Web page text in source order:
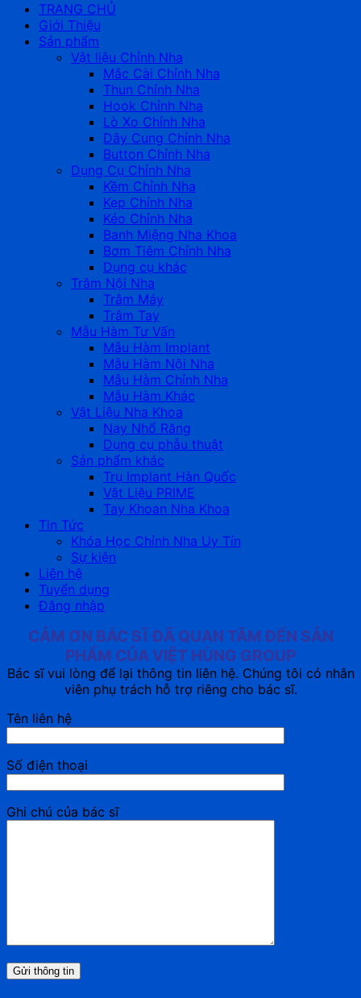
TRANG CHỦ
Giới Thiệu
Sản phẩm
Vật liệu Chỉnh Nha
Mắc Cài Chỉnh Nha
Thun Chỉnh Nha
Hook Chỉnh Nha
Lò Xo Chỉnh Nha
Dây Cung Chỉnh Nha
Button Chỉnh Nha
Dụng Cụ Chỉnh Nha
Kềm Chỉnh Nha
Kẹp Chỉnh Nha
Kéo Chỉnh Nha
Banh Miệng Nha Khoa
Bơm Tiêm Chỉnh Nha
Dụng cụ khác
Trâm Nội Nha
Trâm Máy
Trâm Tay
Mẫu Hàm Tư Vấn
Mẫu Hàm Implant
Mẫu Hàm Nội Nha
Mẫu Hàm Chỉnh Nha
Mẫu Hàm Khác
Vật Liệu Nha Khoa
Nạy Nhổ Răng
Dụng cụ phẫu thuật
Sản phẩm khác
Trụ Implant Hàn Quốc
Vật Liệu PRIME
Tay Khoan Nha Khoa
Tin Tức
Khóa Học Chỉnh Nha Uy Tín
Sự kiện
Liên hệ
Tuyển dụng
Đăng nhập
CẢM ƠN BÁC SĨ ĐÃ QUAN TÂM ĐẾN SẢN
PHẨM CỦA VIỆT HÙNG GROUP
Bác sĩ vui lòng để lại thông tin liên hệ. Chúng tôi có nhân
viên phụ trách hỗ trợ riêng cho bác sĩ.
Tên liên hệ
Số điện thoại
Ghi chú của bác sĩ